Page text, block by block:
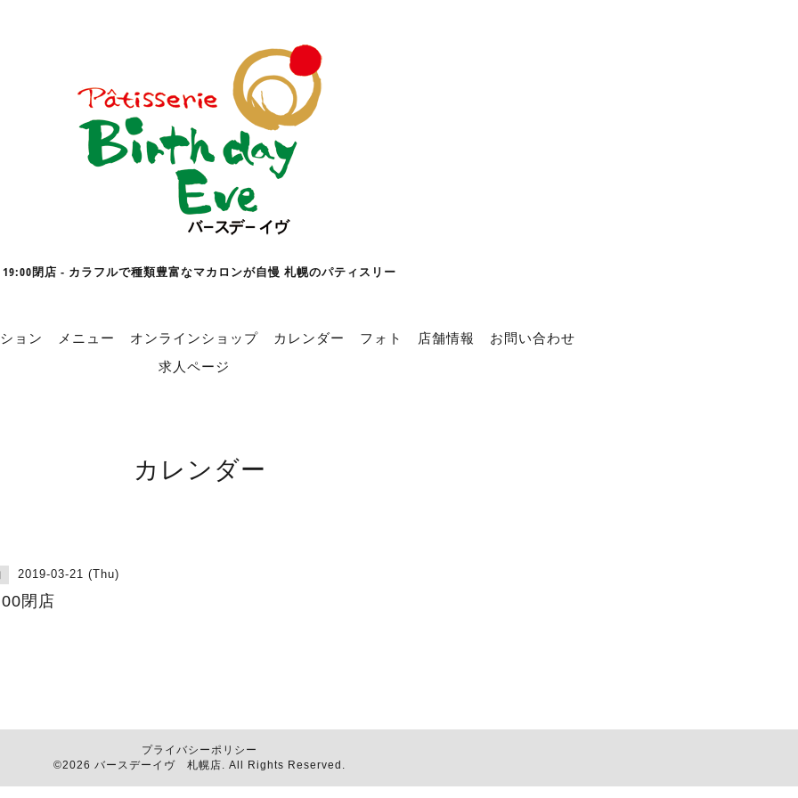
19:00閉店 - カラフルで種類豊富なマカロンが自慢 札幌のパティスリー
ョン メニュー オンラインショップ カレンダー フォト 店舗情報
お問い合わせ
求人ページ
カレンダー
2019-03-21 (Thu)
閉店
プライバシーポリシー
©2026 バースデーイヴ 札幌店. All Rights Reserved.